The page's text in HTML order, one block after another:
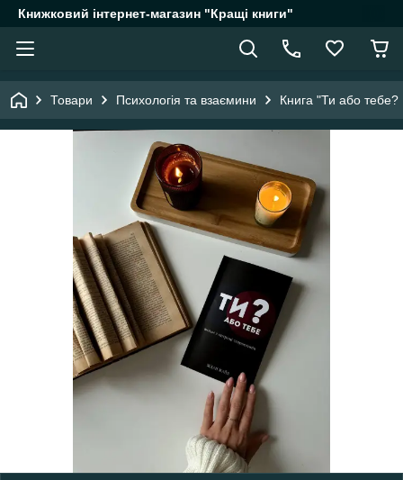
Книжковий інтернет-магазин "Кращі книги"
Товари Психологія та взаємини Книга "Ти або